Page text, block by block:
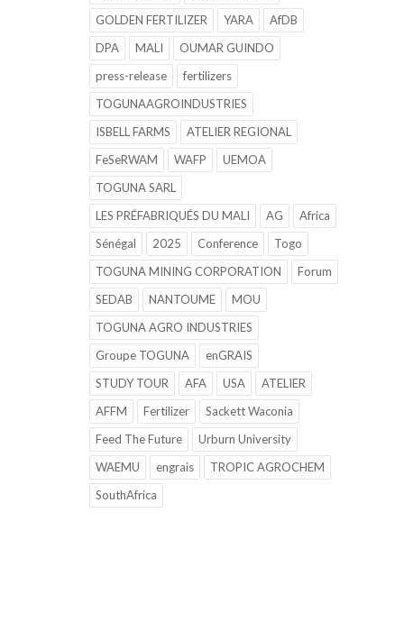
GOLDEN FERTILIZER
YARA
AfDB
DPA
MALI
OUMAR GUINDO
press-release
fertilizers
TOGUNAAGROINDUSTRIES
ISBELL FARMS
ATELIER REGIONAL
FeSeRWAM
WAFP
UEMOA
TOGUNA SARL
LES PRÉFABRIQUÉS DU MALI
AG
Africa
Sénégal
2025 Conference
Togo
TOGUNA MINING CORPORATION
Forum
SEDAB
NANTOUME
MOU
TOGUNA AGRO INDUSTRIES
Groupe TOGUNA
enGRAIS
STUDY TOUR
AFA USA
ATELIER
AFFM
Fertilizer
Sackett Waconia
Feed The Future
Urburn University
WAEMU
engrais
TROPIC AGROCHEM
SouthAfrica